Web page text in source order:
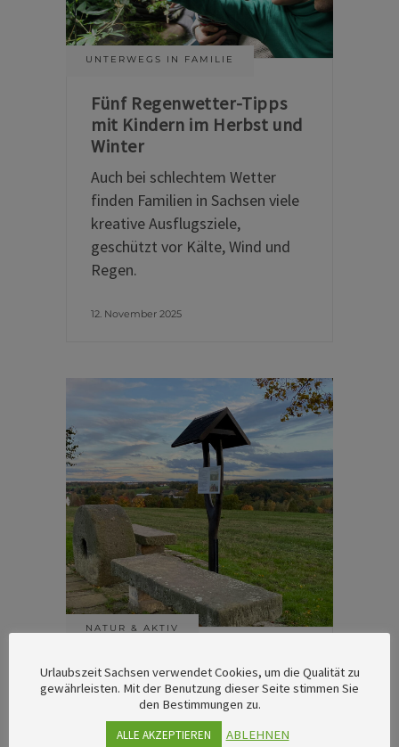
UNTERWEGS IN FAMILIE
Fünf Regenwetter-Tipps
mit Kindern im Herbst und
Winter
Auch bei schlechtem Wetter
finden Familien in Sachsen viele
kreative Ausflugsziele,
geschützt vor Kälte, Wind und
Regen.
12. November 2025
NATUR & AKTIV
Eine aussichtsreiche
Herbstwanderung in der
Sächsischen Schweiz
Urlaubszeit Sachsen verwendet Cookies, um die Qualität zu
gewährleisten. Mit der Benutzung dieser Seite stimmen Sie
den Bestimmungen zu.
ALLE AKZEPTIEREN ABLEHNEN